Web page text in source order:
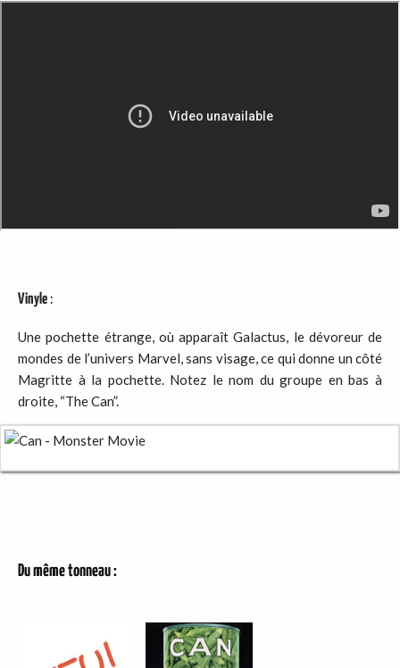
Vinyle:
Une pochette étrange, où apparaît Galactus, le dévoreur de
mondes de l’univers Marvel, sans visage, ce qui donne un côté
Magritte à la pochette. Notez le nom du groupe en bas à
droite, “The Can”.
Du même tonneau :